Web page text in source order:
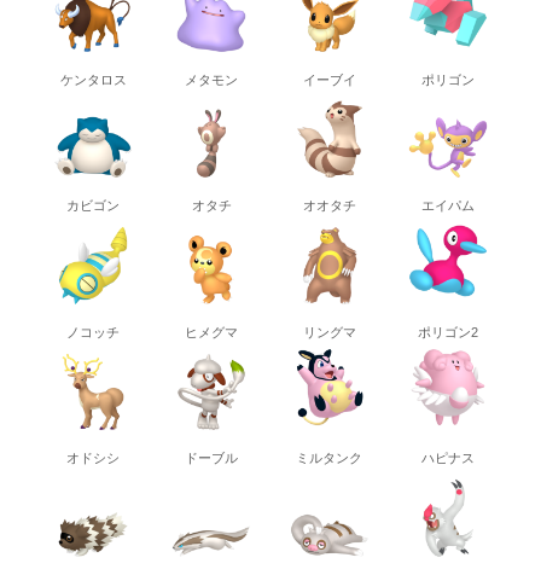
ケンタロス メタモン イーブイ ポリゴン
カビゴン オタチ オオタチ エイパム
ノコッチ ヒメグマ リングマ ポリゴン2
オドシシ ドーブル ミルタンク ハピナス